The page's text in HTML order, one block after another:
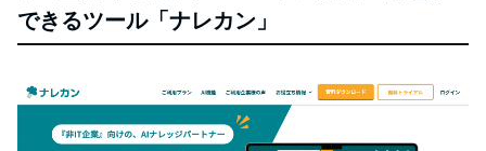
できるツール「ナレカン」